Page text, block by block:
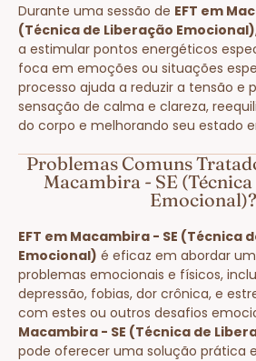
Durante uma sessão de EFT em
(Técnica de Liberação Emocional)
a estimular pontos energéticos
foca em emoções ou situações
processo ajuda a reduzir a tensão e
sensação de calma e clareza,
do corpo e melhorando seu estado
Problemas Comuns
Macambira - SE
Emocional)?
EFT em Macambira - SE (Técnica
Emocional) é eficaz em abordar
problemas emocionais e físicos,
depressão, fobias, dor crônica, e
com estes ou outros desafios
Macambira - SE (Técnica de
pode oferecer uma solução prática